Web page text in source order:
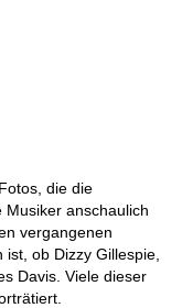
die die
Musiker anschaulich
vergangenen
ob Dizzy Gillespie,
Davis. Viele dieser